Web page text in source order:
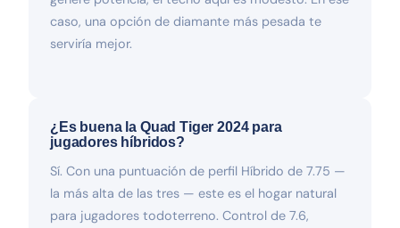
caso, una opción de diamante más pesada te
serviría mejor.
¿Es buena la Quad Tiger 2024 para
jugadores híbridos?
Sí. Con una puntuación de perfil Híbrido de 7.75 —
la más alta de las tres — este es el hogar natural
para jugadores todoterreno. Control de 7.6,